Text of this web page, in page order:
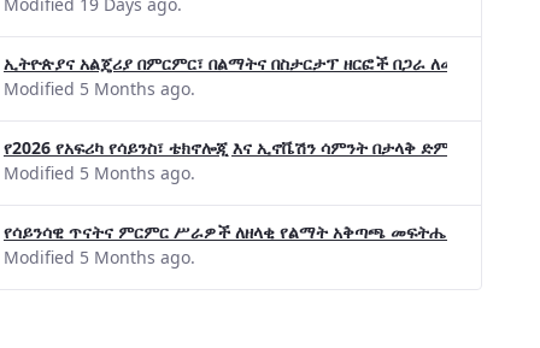
ኢትዮጵያና አልጄሪያ በምርምር፣ በልማትና በስታርታፕ ዘርፎች በጋራ ለመስራት መከሩ፡፡
Modified 5 Months ago.
የ2026 የአፍሪካ የሳይንስ፣ ቴክኖሎጂ እና ኢኖቬሽን ሳምንት በታላቅ ድምቀት
Modified 5 Months ago.
የሳይንሳዊ ጥናትና ምርምር ሥራዎች ለዘላቂ የልማት አቅጣጫ መፍትሔ ጠቋሚ
Modified 5 Months ago.